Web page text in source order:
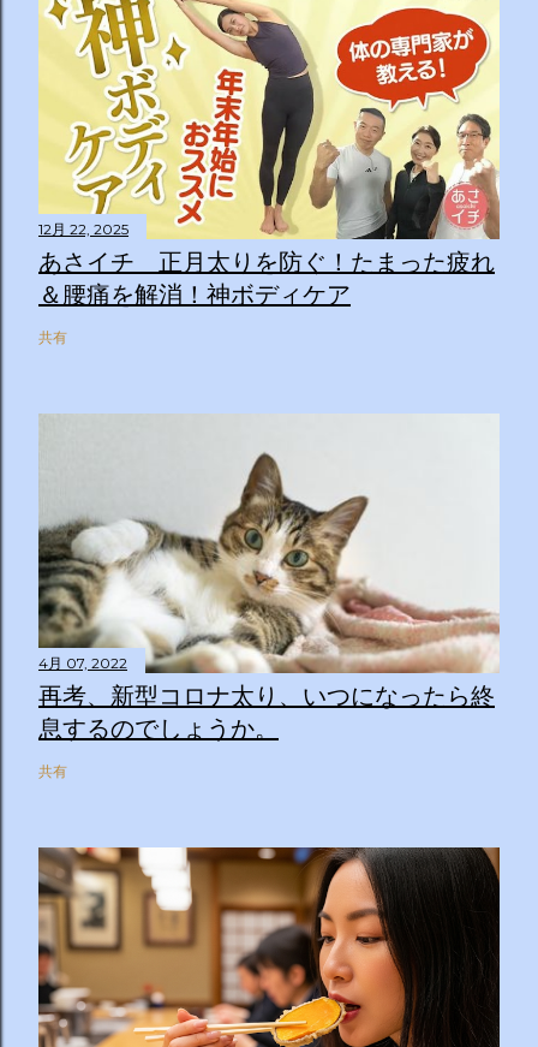
12月 22, 2025
あさイチ 正月太りを防ぐ！たまった疲れ
＆腰痛を解消！神ボディケア
共有
4月 07, 2022
再考、新型コロナ太り、いつになったら終
息するのでしょうか。
共有